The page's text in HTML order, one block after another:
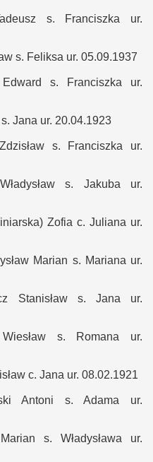
s. Franciszka ur.
s. Feliksa ur. 05.09.1937
s. Franciszka ur.
Jana ur. 20.04.1923
s. Franciszka ur.
s. Jakuba ur.
Zofia c. Juliana ur.
Marian s. Mariana ur.
Stanisław s. Jana ur.
s. Romana ur.
c. Jana ur. 08.02.1921
Antoni s. Adama ur.
s. Władysława ur.